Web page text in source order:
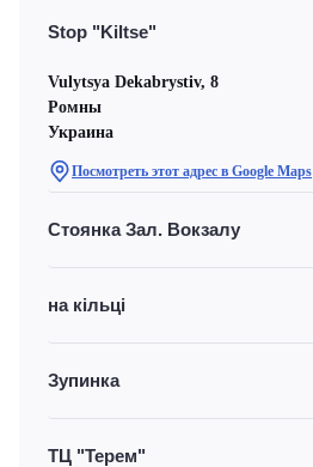
Stop "Kiltse"
Vulytsya Dekabrystiv, 8
Ромны
Украина
Посмотреть этот адрес в Google Maps
Стоянка Зал. Вокзалу
на кільці
Зупинка
ТЦ "Терем"